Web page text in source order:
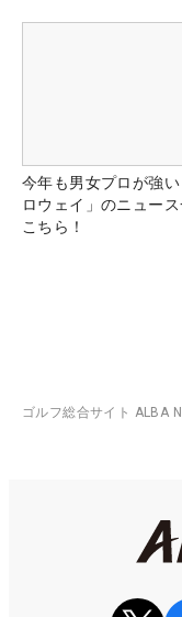
今年も男女プロが強
ロウェイ」のニュー
こちら！
ゴルフ総合サイト ALBA